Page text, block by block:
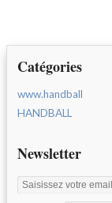
Catégories
www.handball
HANDBALL
Newsletter